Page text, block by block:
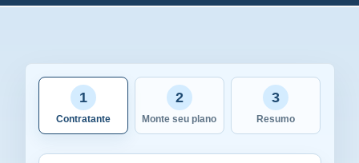
1
Contratante
2
Monte seu plano
3
Resumo